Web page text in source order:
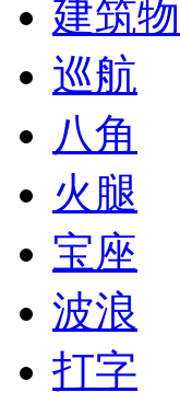
建筑物
巡航
八角
火腿
宝座
波浪
打字